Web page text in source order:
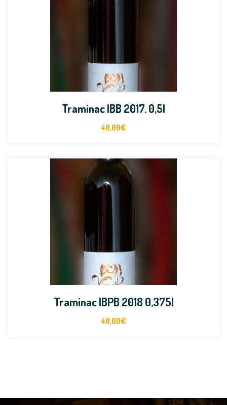
Traminac IBB 2017. 0,5l
40,00€
Traminac IBPB 2018 0,375l
40,00€